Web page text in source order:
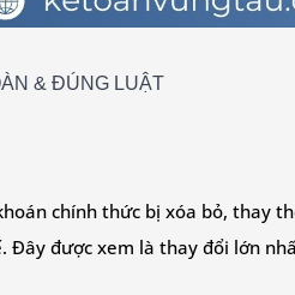
& ĐÚNG LUẬT
chính thức bị xóa bỏ, thay
được xem là thay đổi lớn